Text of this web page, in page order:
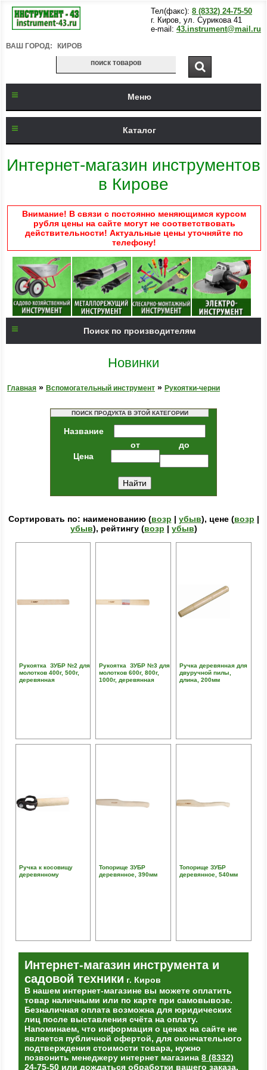
Тел(факс): 8 (8332) 24-75-50
г. Киров, ул. Сурикова 41
e-mail: 43.instrument@mail.ru
ВАШ ГОРОД: КИРОВ
Меню
Каталог
Интернет-магазин инструментов
в Кирове
Внимание! В связи с постоянно меняющимся курсом
рубля цены на сайте могут не соответствовать
действительности! Актуальные цены уточняйте по
телефону!
Поиск по производителям
Новинки
Главная » Вспомогательный инструмент » Рукоятки-черни
ПОИСК ПРОДУКТА В ЭТОЙ КАТЕГОРИИ
Название
Цена
от до
Сортировать по: наименованию (возр | убыв), цене (возр |
убыв), рейтингу (возр | убыв)
Рукоятка ЗУБР №2 для
молотков 400г, 500г,
деревянная
Рукоятка ЗУБР №3 для
молотков 600г, 800г,
1000г, деревянная
Ручка деревянная для
двуручной пилы,
длина, 200мм
Ручка к косовищу
деревянному
Топорище ЗУБР
деревянное, 390мм
Топорище ЗУБР
деревянное, 540мм
Интернет-магазин инструмента и
садовой техники г. Киров
В нашем интернет-магазине вы можете оплатить
товар наличными или по карте при самовывозе.
Безналичная оплата возможна для юридических
лиц после выставления счёта на оплату.
Напоминаем, что информация о ценах на сайте не
является публичной офертой, для окончательного
подтверждения стоимости товара, нужно
позвонить менеджеру интернет магазина8 (8332)
24-75-50 или дождаться обработки вашего заказа.